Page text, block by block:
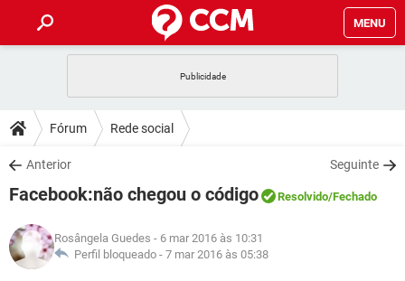
MENU
CELULAR
OUTLOOK
INSTAGRAM GMAIL
GUIA DE COMPRAS
DICAS
JOGOS
INSTAGRAM GMAIL
GUIA DE COMPRAS
DOWNLOADS
JOGOS WHATSAPP
CELULAR
OUTLOOK EXCEL
JOGOS WHATSAPP
CELULAR
GLOSSÁRIO
Fórum Rede social
Anterior Seguinte
Facebook:não chegou o código Resolvido/Fechado
Rosângela Guedes - 6 mar 2016 às 10:31
Perfil bloqueado - 7 mar 2016 às 05:38